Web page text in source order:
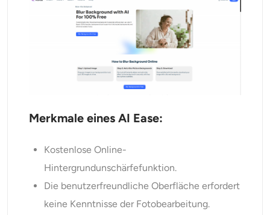
Merkmale eines AI Ease:
Kostenlose Online-
Hintergrundunschärfefunktion.
Die benutzerfreundliche Oberfläche erfordert
keine Kenntnisse der Fotobearbeitung.